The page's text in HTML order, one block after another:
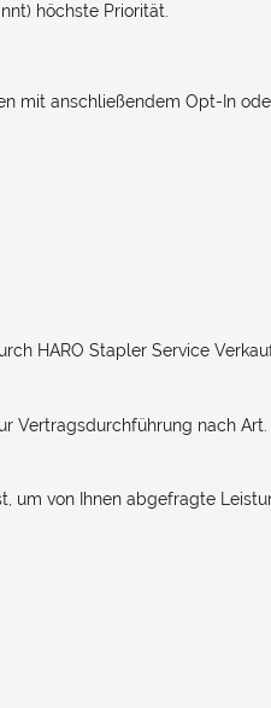
höchste Priorität.
mit anschließendem Opt-In
HARO Stapler Service
nach Art.
um von Ihnen abgefragte